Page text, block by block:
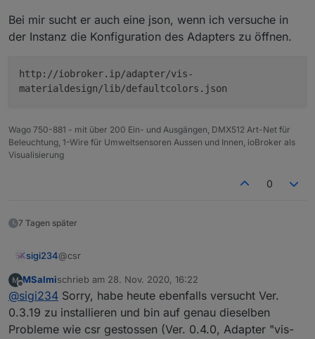
habe ich heute mit anderen Widgets gemacht.
... Achso dennoch Danke
Bei mir sucht er auch eine json, wenn ich versuche in
der Instanz die Konfiguration des Adapters zu öffnen.
http://iobroker.ip/adapter/vis-
materialdesign/lib/defaultcolors.json
Wago 750-881 - mit über 200 Ein- und Ausgängen, DMX512 Art-Net für
Beleuchtung, 1-Wire für Umweltsensoren Aussen und Innen, ioBroker als
Visualisierung
0
7 Tagen später
sigi234@csr
Ok, Gute Nacht.
Offline
MSalmischrieb am 28. Nov. 2020, 16:22
zuletzt editiert von
@sigi234 Sorry, habe heute ebenfalls versucht Ver.
0.3.19 zu installieren und bin auf genau dieselben
Probleme wie csr gestossen (Ver. 0.4.0, Adapter "vis-